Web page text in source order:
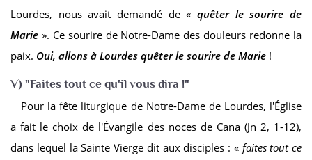
Lourdes, nous avait demandé de « quêter le sourire de
Marie ». Ce sourire de Notre-Dame des douleurs redonne la
paix. Oui, allons à Lourdes quêter le sourire de Marie !
V) "Faites tout ce qu'il vous dira !"
Pour la fête liturgique de Notre-Dame de Lourdes, l'Église
a fait le choix de l'Évangile des noces de Cana (Jn 2, 1-12),
dans lequel la Sainte Vierge dit aux disciples : « faites tout ce